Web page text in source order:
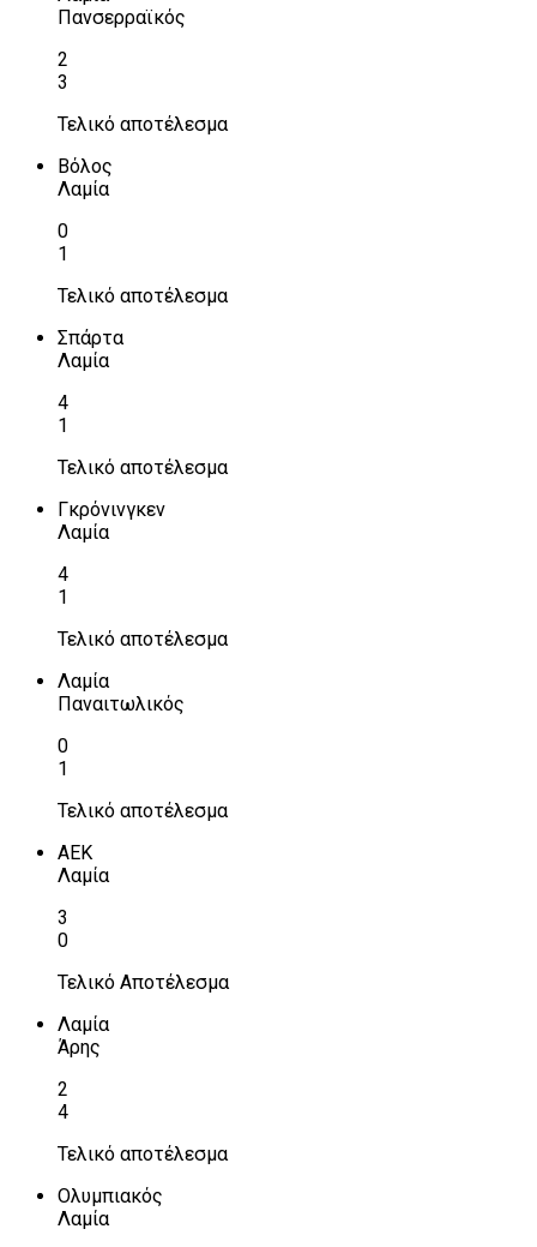
Πανσερραϊκός
2
3
Τελικό αποτέλεσμα
Βόλος
Λαμία
0
1
Τελικό αποτέλεσμα
Σπάρτα
Λαμία
4
1
Τελικό αποτέλεσμα
Γκρόνινγκεν
Λαμία
4
1
Τελικό αποτέλεσμα
Λαμία
Παναιτωλικός
0
1
Τελικό αποτέλεσμα
ΑΕΚ
Λαμία
3
0
Τελικό Αποτέλεσμα
Λαμία
Άρης
2
4
Τελικό αποτέλεσμα
Ολυμπιακός
Λαμία